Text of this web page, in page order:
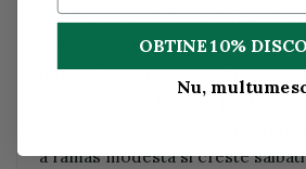
Florile musetelului real dezvolta
florala-usoara si puterea sa
infuzie. Musetelul este una
mai populare culturi si poate fi
a ramas modesta si creste
OBTINE 10%
Nu,